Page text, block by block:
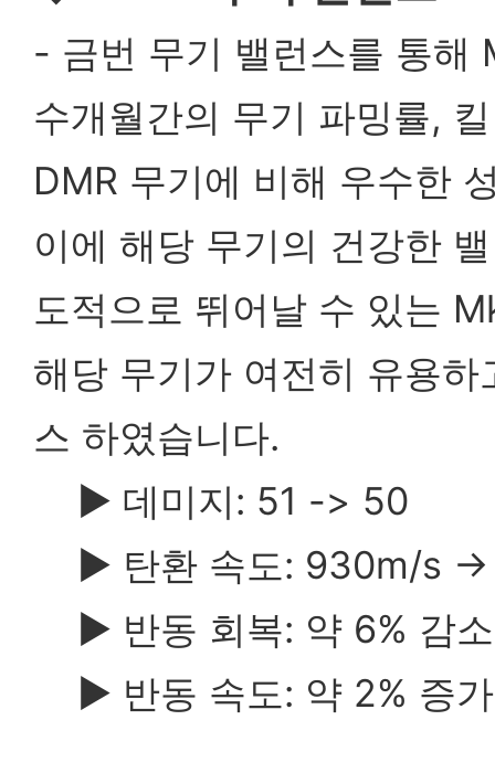
- 금번 무기 밸런스를 통해
수개월간의 무기 파밍률,
DMR 무기에 비해 우수한
이에 해당 무기의 건강한
도적으로 뛰어날 수 있는
해당 무기가 여전히 유용
스 하였습니다.
▶ 데미지: 51 -> 50
▶ 탄환 속도: 930m/s -
▶ 반동 회복: 약 6% 감소
▶ 반동 속도: 약 2% 증가